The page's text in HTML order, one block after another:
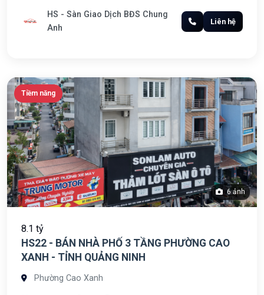
HS - Sàn Giao Dịch BĐS Chung
Anh
Liên hệ
Tiềm năng
6 ảnh
8.1 tỷ
HS22 - BÁN NHÀ PHỐ 3 TẦNG PHƯỜNG CAO
XANH - TỈNH QUẢNG NINH
Phường Cao Xanh